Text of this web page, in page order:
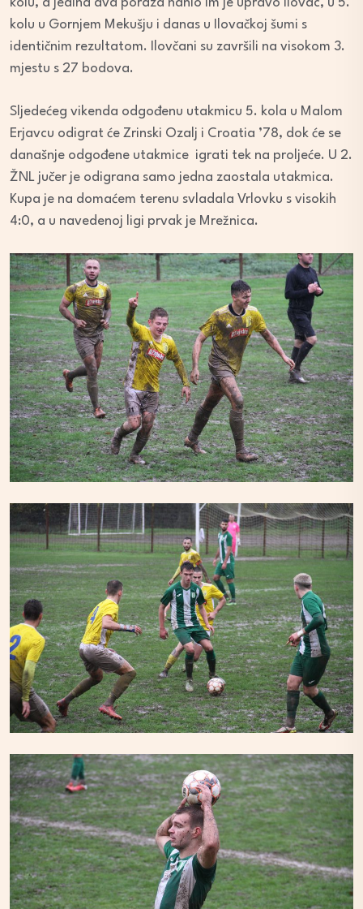
kolu u Gornjem Mekušju i danas u Ilovačkoj šumi s
identičnim rezultatom. Ilovčani su završili na visokom 3.
mjestu s 27 bodova.
Sljedećeg vikenda odgođenu utakmicu 5. kola u Malom
Erjavcu odigrat će Zrinski Ozalj i Croatia ’78, dok će se
današnje odgođene utakmice igrati tek na proljeće. U 2.
ŽNL jučer je odigrana samo jedna zaostala utakmica.
Kupa je na domaćem terenu svladala Vrlovku s visokih
4:0, a u navedenoj ligi prvak je Mrežnica.